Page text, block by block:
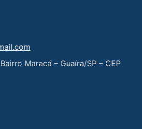
Maracá – Guaíra/SP – CEP